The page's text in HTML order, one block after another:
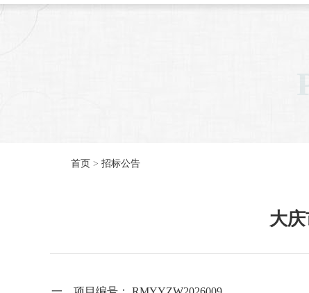
首页 > 招标公告
大